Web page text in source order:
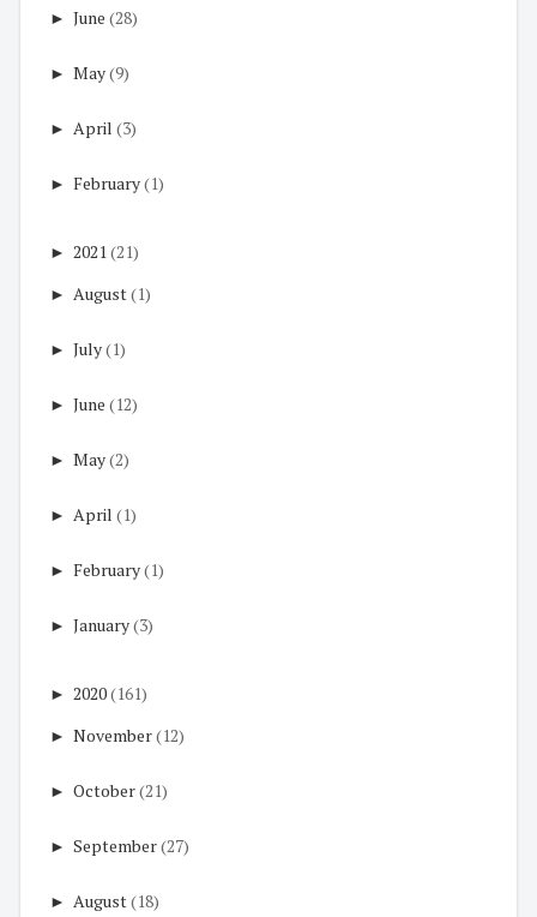
► June (28)
► May(9)
► April (3)
► February(1)
► 2021 (21)
► August(1)
► July(1)
► June (12)
► May(2)
► April (1)
► February(1)
► January(3)
► 2020(161)
► November(12)
► October(21)
► September(27)
► August(18)